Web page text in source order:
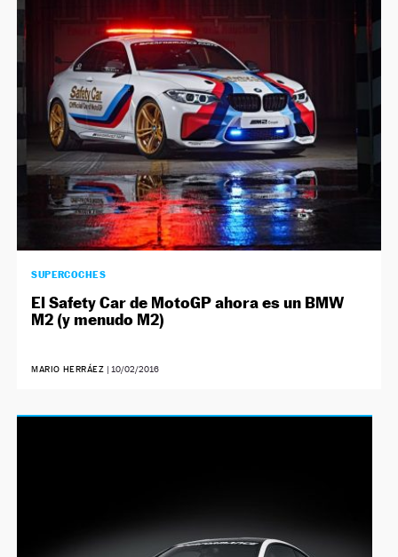
SUPERCOCHES
El Safety Car de MotoGP ahora es un BMW
M2 (y menudo M2)
MARIO HERRÁEZ | 10/02/2016